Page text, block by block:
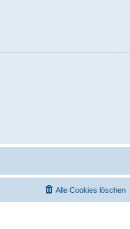
Alle Cookies löschen